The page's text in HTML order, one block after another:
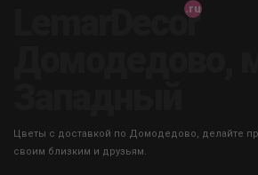
LemarDecor
Цветы с доставкой по Домодедово, делайте
своим близким и друзьям.